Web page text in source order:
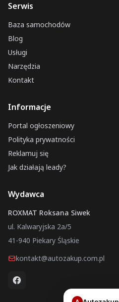
Wołomin
Góra
Rejowiec
Tczew
Działoszyn
Sulechów
Czechowice-Dziedzice
Złoczew
Twardogóra
Nowy Sącz
Serwis
Baza samochodów
Blog
Usługi
Narzędzia
Kontakt
Informacje
Portal ogłoszeniowy
Polityka prywatności
Reklamuj się
Jak działają leady?
Wydawca
ROXMAT Roksana Siwek
ul. Kalwaryjska 2a/5
41-940 Piekary Śląskie
kontakt@autozakup.com.pl